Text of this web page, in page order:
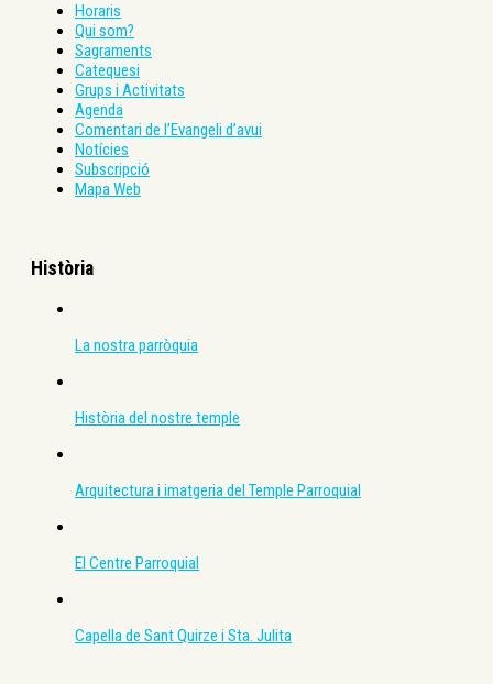
Horaris
Qui som?
Sagraments
Catequesi
Grups i Activitats
Agenda
Comentari de l’Evangeli d’avui
Notícies
Subscripció
Mapa Web
Història
La nostra parròquia
Història del nostre temple
Arquitectura i imatgeria del Temple Parroquial
El Centre Parroquial
Capella de Sant Quirze i Sta. Julita